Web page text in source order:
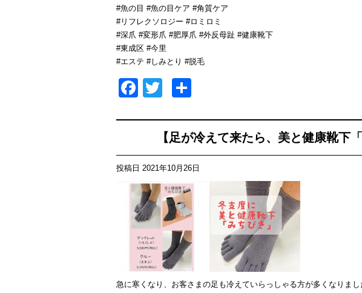
#魚の目 #魚の目ケア #角質ケア
#リフレクソロジー #ロミロミ
#深爪 #変形爪 #肥厚爪 #外反母趾 #健康靴下
#東成区 #今里
#エステ #しみとり #脱毛
Facebook
Twitter
【足が冷えて来たら、美と健康靴下
投稿日 2021年10月26日
急に寒くなり、お客さまの足も冷えていらっしゃる方が多くなりまし